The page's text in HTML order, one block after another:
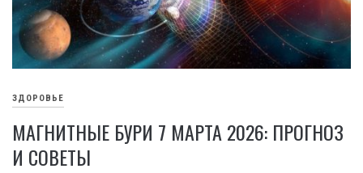
ЗДОРОВЬЕ
МАГНИТНЫЕ БУРИ 7 МАРТА 2026: ПРОГНОЗ
И СОВЕТЫ